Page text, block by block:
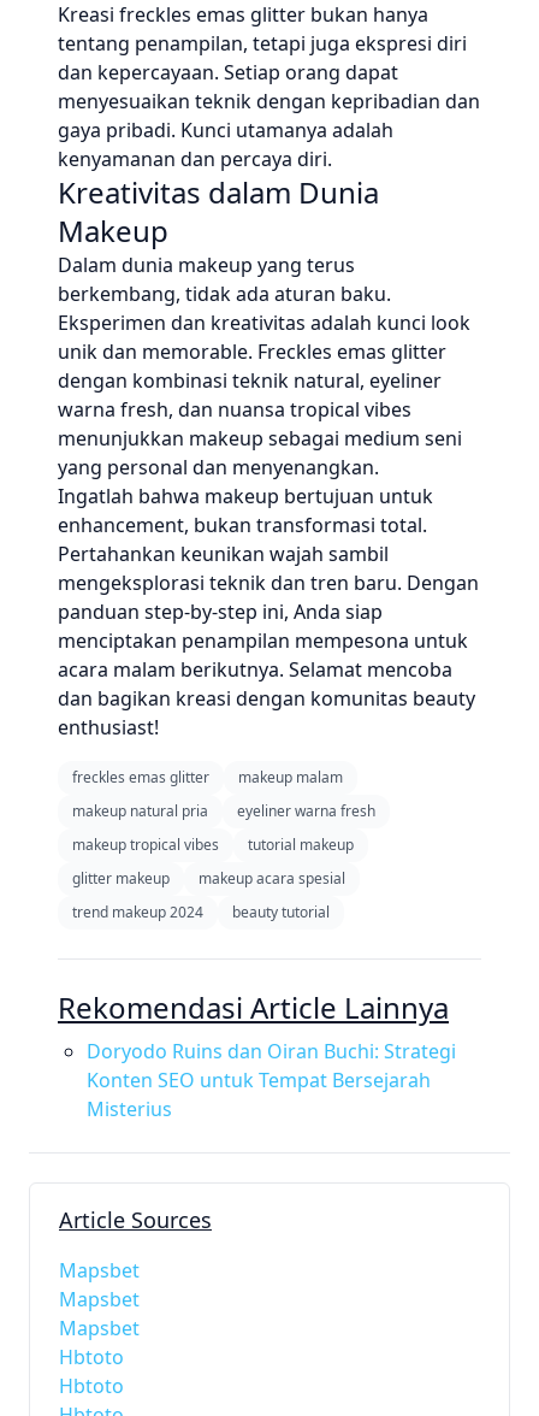
Kreasi freckles emas glitter bukan hanya
tentang penampilan, tetapi juga ekspresi diri
dan kepercayaan. Setiap orang dapat
menyesuaikan teknik dengan kepribadian dan
gaya pribadi. Kunci utamanya adalah
kenyamanan dan percaya diri.
Kreativitas dalam Dunia
Makeup
Dalam dunia makeup yang terus
berkembang, tidak ada aturan baku.
Eksperimen dan kreativitas adalah kunci look
unik dan memorable. Freckles emas glitter
dengan kombinasi teknik natural, eyeliner
warna fresh, dan nuansa tropical vibes
menunjukkan makeup sebagai medium seni
yang personal dan menyenangkan.
Ingatlah bahwa makeup bertujuan untuk
enhancement, bukan transformasi total.
Pertahankan keunikan wajah sambil
mengeksplorasi teknik dan tren baru. Dengan
panduan step-by-step ini, Anda siap
menciptakan penampilan mempesona untuk
acara malam berikutnya. Selamat mencoba
dan bagikan kreasi dengan komunitas beauty
enthusiast!
freckles emas glitter
makeup malam
makeup natural pria
eyeliner warna fresh
makeup tropical vibes
tutorial makeup
glitter makeup
makeup acara spesial
trend makeup 2024
beauty tutorial
Rekomendasi Article Lainnya
Doryodo Ruins dan Oiran Buchi: Strategi
Konten SEO untuk Tempat Bersejarah
Misterius
Article Sources
Mapsbet
Mapsbet
Mapsbet
Hbtoto
Hbtoto